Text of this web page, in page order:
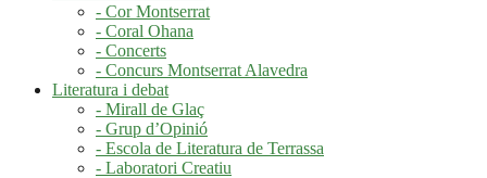
- Cor Montserrat
- Coral Ohana
- Concerts
- Concurs Montserrat Alavedra
Literatura i debat
- Mirall de Glaç
- Grup d’Opinió
- Escola de Literatura de Terrassa
- Laboratori Creatiu